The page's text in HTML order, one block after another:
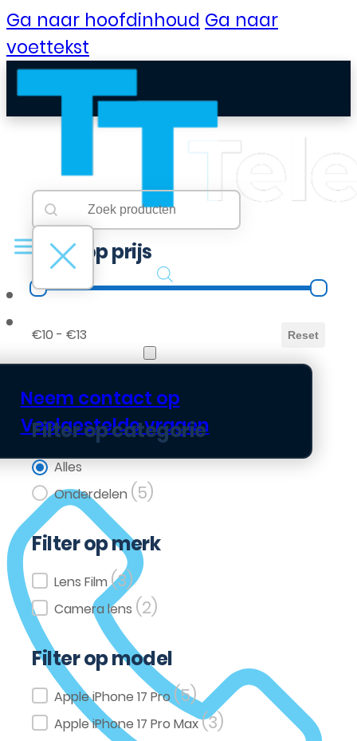
Ga naar hoofdinhoud Ga naar
voettekst
B2B Portaal
Neem contact op
Veelgestelde vragen
Searchbar
Search content
Filter op prijs
Filter op prijs
€10 - €13 Reset
Filter op categorie
Filter op categorie
Alles
Onderdelen (5)
Filter op merk
Filter op merk
Lens Film(3)
Camera lens (2)
Filter op model
Filter op model
Apple iPhone 17 Pro (5)
Apple iPhone 17 Pro Max(3)